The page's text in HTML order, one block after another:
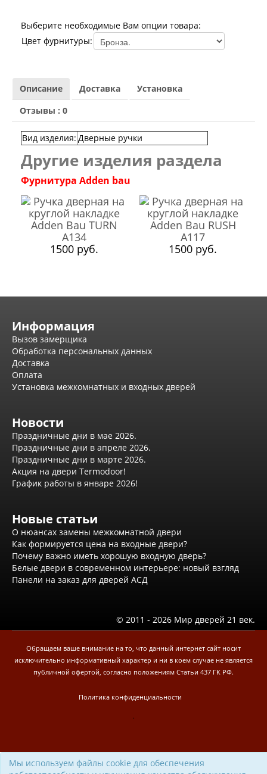
Лабиринт Пиано
Лабиринт Пиано Смарт 2.0
Лабиринт Платинум
Лабиринт Сильвер
Лабиринт Сияна
Лабиринт Скайлаб
Лабиринт Скандия
Лабиринт Смартлаб
Лабиринт Соналаб
Лабиринт Термолайт
Лабиринт Термомагнит
Лабиринт Трендо
Лабиринт Тундра Плюс
Лабиринт Урбан
Лабиринт Фрост
Лабиринт Шторм
Лабиринт Эволаб
Двери Про
Интекрон Италия
Интекрон Колизей
Интекрон Колизей Белый
Интекрон Премьера
Интекрон Сицилия
Интекрон Спарта Белая
Интекрон Спарта Грей
Интекрон Термо
Интекрон Тетра
Интекрон Фараон
Двери Ратибор
Двери Аргус
Тамбурные двери
Межкомнатные двери
Двери Альберо
Альянс
Классика
Лайн
Мегаполис
Неоклассика Про
Эмалекс
Серия София
Выберите необходимые Вам опции товара:
Цвет фурнитуры:
Описание Доставка
Установка
Отзывы : 0
Вид изделия: Дверные ручки
Другие изделия раздела
Фурнитура Adden bau
1500 руб. 1500 руб.
Информация
Вызов замерщика
Обработка персональных данных
Доставка
Оплата
Установка межкомнатных и входных дверей
Новости
Праздничные дни в мае 2026.
Праздничные дни в апреле 2026.
Праздничные дни в марте 2026.
Акция на двери Termodoor!
График работы в январе 2026!
Новые статьи
О нюансах замены межкомнатной двери
Как формируется цена на входные двери?
Почему важно иметь хорошую входную дверь?
Белые двери в современном интерьере: новый взгляд
Панели на заказ для дверей АСД
© 2011 - 2026 Мир дверей 21 век.
Обращаем ваше внимание на то, что данный интернет сайт носит
исключительно информативный характер и ни в коем случае не является
публичной офертой, согласно положениям Статьи 437 ГК РФ.
Политика конфиденциальности
.
Мы используем файлы cookie для обеспечения